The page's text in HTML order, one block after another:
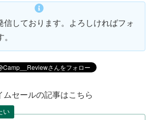
信しております。よろしければフォ
ムセールの記事はこちら